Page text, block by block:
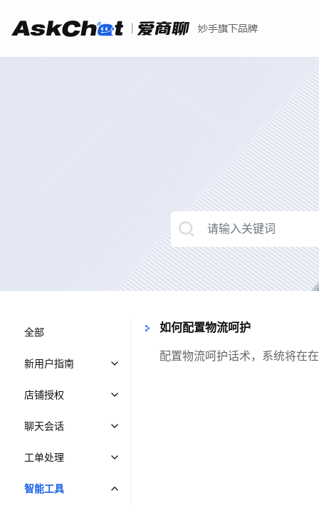
全部
新用户指南
店铺授权
聊天会话
工单处理
智能工具
如何配置物流呵护